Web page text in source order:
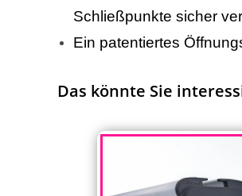
Schließpunkte sicher
Ein patentiertes
Das könnte Sie